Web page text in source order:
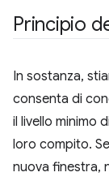
Principio
In sostanza,
consenta di
il livello minimo
loro compito.
nuova finestra,